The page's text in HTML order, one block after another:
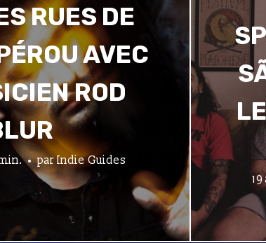
RUES DE
AVEC
ROD
parIndie Guides